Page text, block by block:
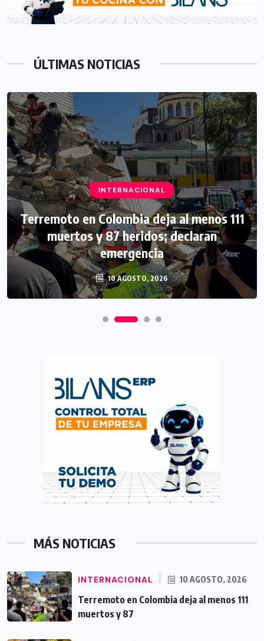
ÚLTIMAS NOTICIAS
INTERNACIONAL
Terremoto en Colombia deja al menos 111
muertos y 87 heridos; declaran
emergencia
10 AGOSTO, 2026
MÁS NOTICIAS
INTERNACIONAL 10 AGOSTO, 2026
Terremoto en Colombia deja al menos 111
muertos y 87